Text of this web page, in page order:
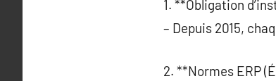
1. **Obligation
– Depuis 2015,
2. **Normes ERP